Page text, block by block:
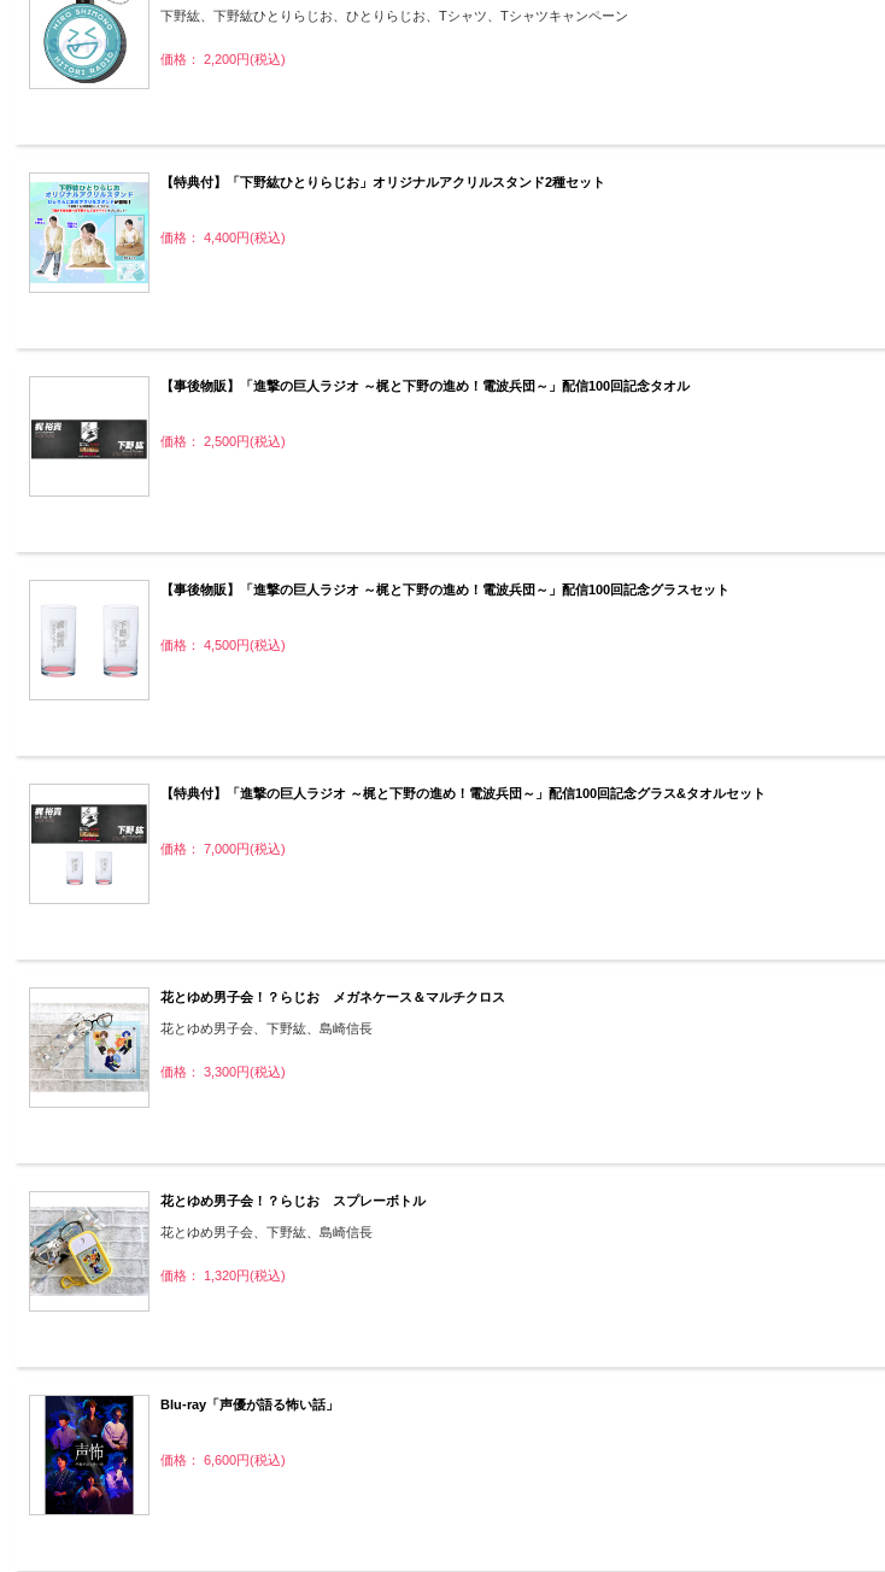
下野紘、下野紘ひとりらじお、ひとりらじお、Tシャツ、Tシャツキャンペーン
価格： 2,200円(税込)
【特典付】「下野紘ひとりらじお」オリジナルアクリルスタンド2種セット
価格： 4,400円(税込)
【事後物販】「進撃の巨人ラジオ ～梶と下野の進め！電波兵団～」配信100回記念タオル
価格： 2,500円(税込)
【事後物販】「進撃の巨人ラジオ ～梶と下野の進め！電波兵団～」配信100回記念グラスセット
価格： 4,500円(税込)
【特典付】「進撃の巨人ラジオ ～梶と下野の進め！電波兵団～」配信100回記念グラス&タオルセット
価格： 7,000円(税込)
花とゆめ男子会！？らじお メガネケース＆マルチクロス
花とゆめ男子会、下野紘、島崎信長
価格： 3,300円(税込)
花とゆめ男子会！？らじお スプレーボトル
花とゆめ男子会、下野紘、島崎信長
価格： 1,320円(税込)
Blu-ray「声優が語る怖い話」
価格： 6,600円(税込)